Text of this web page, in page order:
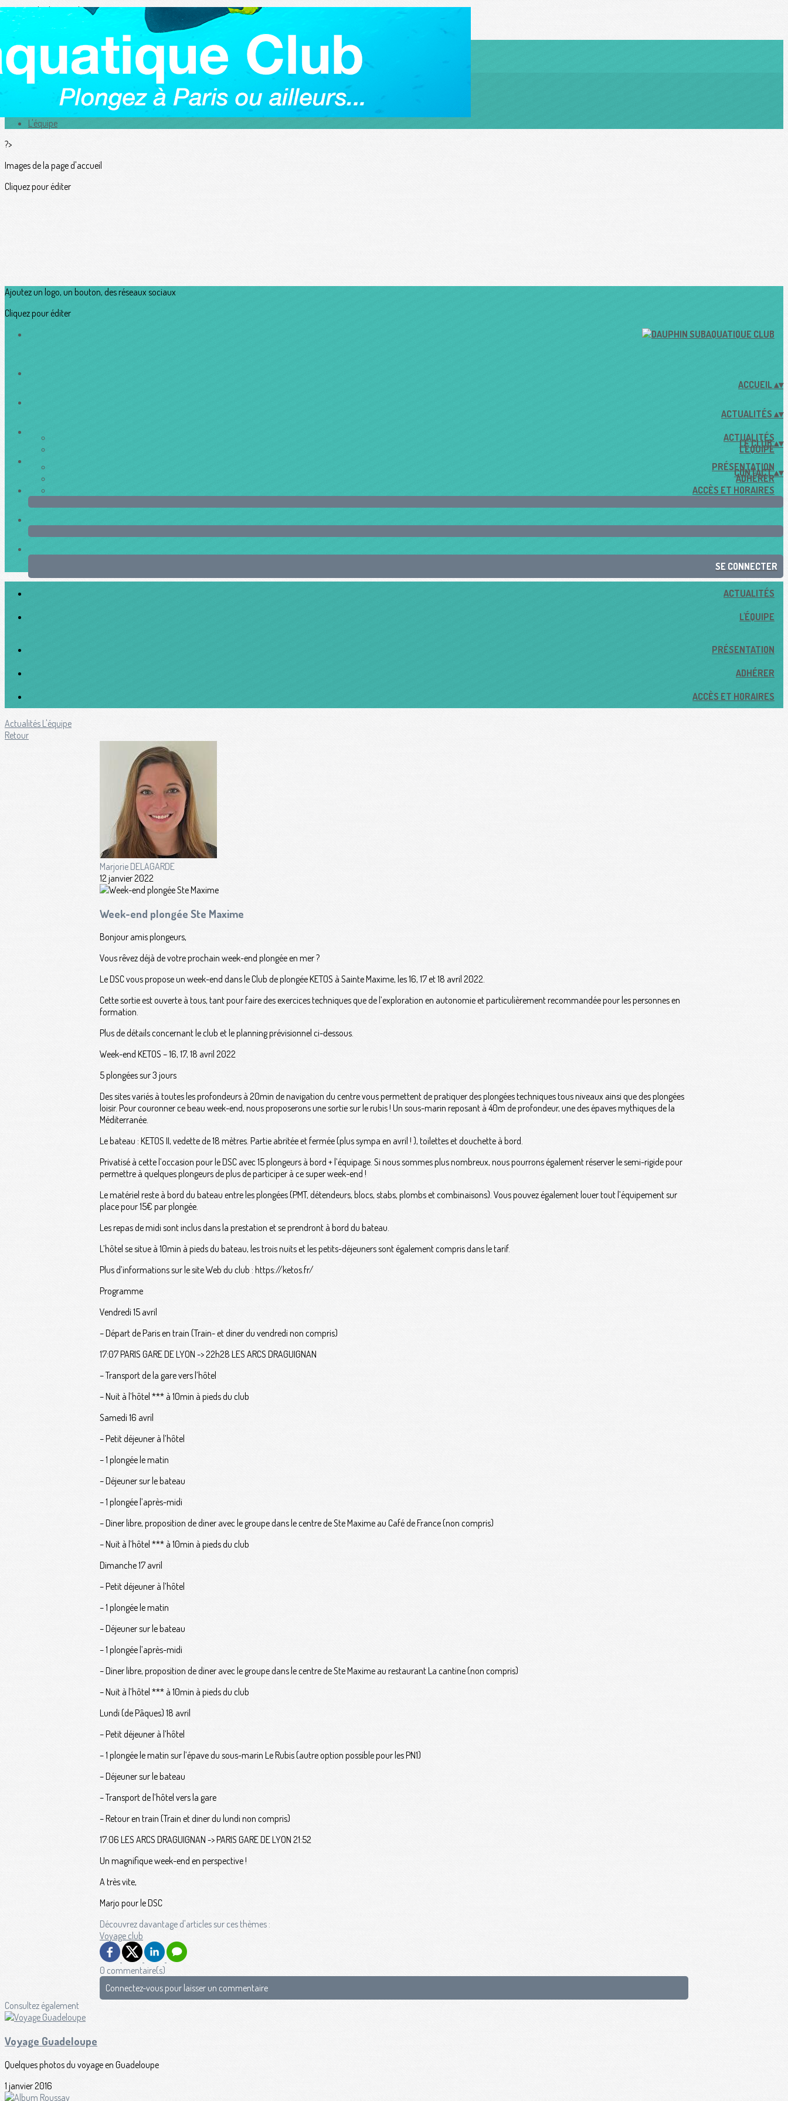
Exporter les lignes sélectionnées
Exporter toutes les colonnes
Exporter uniquement les colonnes affichées
Menu
L'équipe
?>
Images de la page d'accueil
Cliquez pour éditer
Ajoutez un logo, un bouton, des réseaux sociaux
Cliquez pour éditer
ACCUEIL▴▾
ACTUALITÉS ▴▾
ACTUALITÉS
L'ÉQUIPE
LE CLUB▴▾
PRÉSENTATION
ADHÉRER
ACCÈS ET HORAIRES
CONTACT▴▾
SE CONNECTER
ACTUALITÉS
L'ÉQUIPE
PRÉSENTATION
ADHÉRER
ACCÈS ET HORAIRES
Actualités L'équipe
Retour
Marjorie DELAGARDE
12 janvier 2022
Week-end plongée Ste Maxime
Bonjour amis plongeurs,
Vous rêvez déjà de votre prochain week-end plongée en mer ?
Le DSC vous propose un week-end dans le Club de plongée KETOS à Sainte Maxime, les 16, 17 et 18 avril 2022.
Cette sortie est ouverte à tous, tant pour faire des exercices techniques que de l’exploration en autonomie et particulièrement recommandée pour les personnes en
formation.
Plus de détails concernant le club et le planning prévisionnel ci-dessous.
Week-end KETOS – 16, 17, 18 avril 2022
5 plongées sur 3 jours
Des sites variés à toutes les profondeurs à 20min de navigation du centre vous permettent de pratiquer des plongées techniques tous niveaux ainsi que des plongées
loisir. Pour couronner ce beau week-end, nous proposerons une sortie sur le rubis ! Un sous-marin reposant à 40m de profondeur, une des épaves mythiques de la
Méditerranée.
Le bateau : KETOS II, vedette de 18 mètres. Partie abritée et fermée (plus sympa en avril ! ), toilettes et douchette à bord.
Privatisé à cette l’occasion pour le DSC avec 15 plongeurs à bord + l’équipage. Si nous sommes plus nombreux, nous pourrons également réserver le semi-rigide pour
permettre à quelques plongeurs de plus de participer à ce super week-end !
Le matériel reste à bord du bateau entre les plongées (PMT, détendeurs, blocs, stabs, plombs et combinaisons). Vous pouvez également louer tout l’équipement sur
place pour 15€ par plongée.
Les repas de midi sont inclus dans la prestation et se prendront à bord du bateau.
L’hôtel se situe à 10min à pieds du bateau, les trois nuits et les petits-déjeuners sont également compris dans le tarif.
Plus d’informations sur le site Web du club : https://ketos.fr/
Programme
Vendredi 15 avril
– Départ de Paris en train (Train- et diner du vendredi non compris)
17:07 PARIS GARE DE LYON -> 22h28 LES ARCS DRAGUIGNAN
– Transport de la gare vers l’hôtel
– Nuit à l’hôtel *** à 10min à pieds du club
Samedi 16 avril
– Petit déjeuner à l’hôtel
– 1 plongée le matin
– Déjeuner sur le bateau
– 1 plongée l’après-midi
– Diner libre, proposition de diner avec le groupe dans le centre de Ste Maxime au Café de France (non compris)
– Nuit à l’hôtel *** à 10min à pieds du club
Dimanche 17 avril
– Petit déjeuner à l’hôtel
– 1 plongée le matin
– Déjeuner sur le bateau
– 1 plongée l’après-midi
– Diner libre, proposition de diner avec le groupe dans le centre de Ste Maxime au restaurant La cantine (non compris)
– Nuit à l’hôtel *** à 10min à pieds du club
Lundi (de Pâques) 18 avril
– Petit déjeuner à l’hôtel
– 1 plongée le matin sur l’épave du sous-marin Le Rubis (autre option possible pour les PN1)
– Déjeuner sur le bateau
– Transport de l’hôtel vers la gare
– Retour en train (Train et diner du lundi non compris)
17:06 LES ARCS DRAGUIGNAN -> PARIS GARE DE LYON 21:52
Un magnifique week-end en perspective !
A très vite,
Marjo pour le DSC
Découvrez davantage d'articles sur ces thèmes :
Voyage club
0 commentaire(s)
Connectez-vous pour laisser un commentaire
Consultez également
Voyage Guadeloupe
Quelques photos du voyage en Guadeloupe
1 janvier 2016